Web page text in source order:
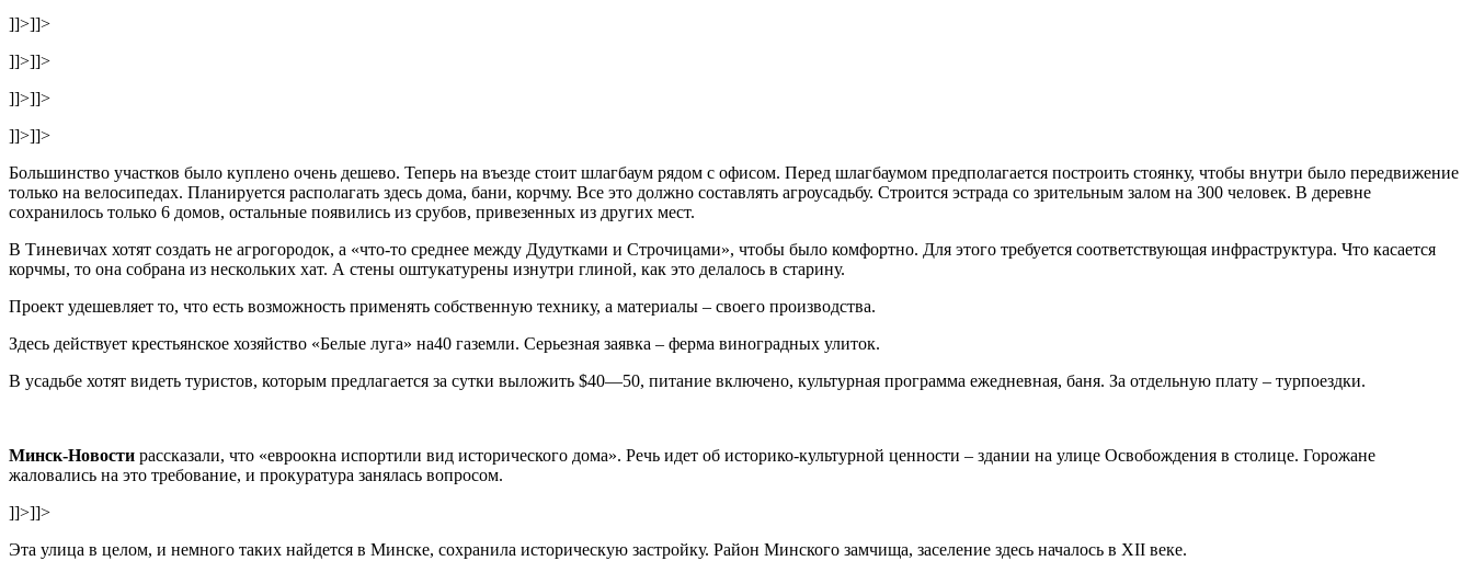
]]>]]>
]]>]]>
]]>]]>
]]>]]>
Большинство участков было куплено очень дешево. Теперь на въезде стоит шлагбаум рядом с офисом. Перед шлагбаумом предполагается построить стоянку, чтобы внутри было передвижение
только на велосипедах. Планируется располагать здесь дома, бани, корчму. Все это должно составлять агроусадьбу. Строится эстрада со зрительным залом на 300 человек. В деревне
сохранилось только 6 домов, остальные появились из срубов, привезенных из других мест.
В Тиневичах хотят создать не агрогородок, а «что-то среднее между Дудутками и Строчицами», чтобы было комфортно. Для этого требуется соответствующая инфраструктура. Что касается
корчмы, то она собрана из нескольких хат. А стены оштукатурены изнутри глиной, как это делалось в старину.
Проект удешевляет то, что есть возможность применять собственную технику, а материалы – своего производства.
Здесь действует крестьянское хозяйство «Белые луга» на40 газемли. Серьезная заявка – ферма виноградных улиток.
В усадьбе хотят видеть туристов, которым предлагается за сутки выложить $40—50, питание включено, культурная программа ежедневная, баня. За отдельную плату – турпоездки.
Минск-Новости рассказали, что «евроокна испортили вид исторического дома». Речь идет об историко-культурной ценности – здании на улице Освобождения в столице. Горожане
жаловались на это требование, и прокуратура занялась вопросом.
]]>]]>
Эта улица в целом, и немного таких найдется в Минске, сохранила историческую застройку. Район Минского замчища, заселение здесь началось в XII веке.